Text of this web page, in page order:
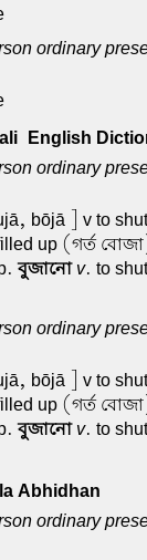
ordinary
English
ordinary
bōjā ] v to
up (গর্ত
বুজানো v. to
ordinary
bōjā ] v to
up (গর্ত
বুজানো v. to
Abhidhan
ordinary